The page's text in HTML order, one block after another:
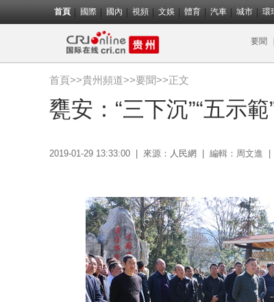
首頁 國際 國內 視頻 文娛 體育 汽車 城市 環
要聞
首頁>>貴州頻道>>要聞>>正文
甕安：“三下沉”“五示
2019-01-29 13:33:00 來源： 人民網 編輯：周文進